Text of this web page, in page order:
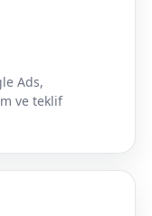
Ads,
ve teklif